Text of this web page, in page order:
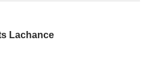
Lachance